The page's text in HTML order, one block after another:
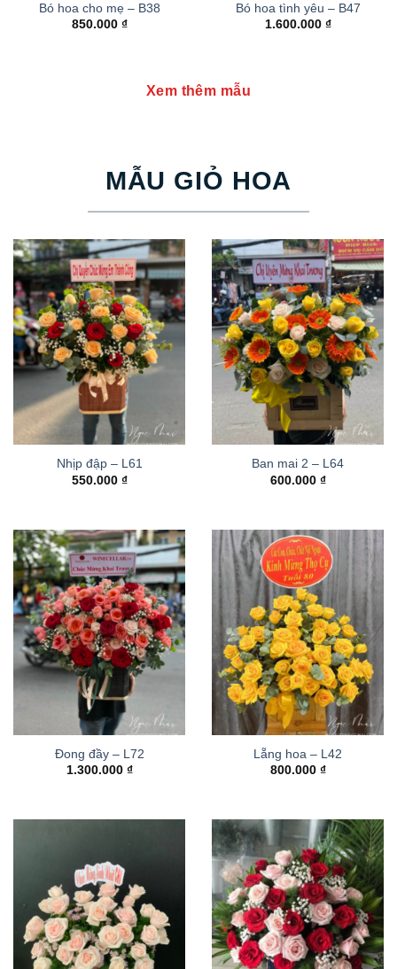
Bó hoa cho mẹ – B38
850.000 ₫
Bó hoa tình yêu – B47
1.600.000 ₫
Xem thêm mẫu
MẪU GIỎ HOA
Nhịp đập – L61
550.000 ₫
Ban mai 2 – L64
600.000 ₫
Đong đầy – L72
1.300.000 ₫
Lẵng hoa – L42
800.000 ₫